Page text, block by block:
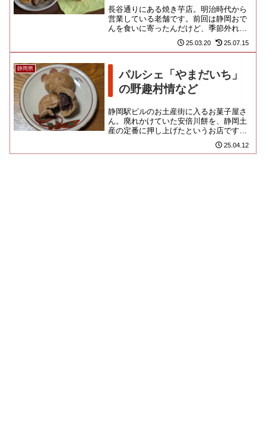
長谷通りにある焼き芋店。明治時代から
営業している老舗です。前回は静岡おで
んを食いに寄ったんだけど、季節外れで
売ってなかった焼きいもにリベンジした
かったのよ！静岡浅間神社から...
25.03.20 25.07.15
静岡県
パルシェ「やまだいち」
の野趣村情など
静岡駅ビルのお土産街に入るお菓子屋さ
ん。廃れかけていた安倍川餅を、静岡土
産の定番に押し上げたというお店です。
今回、安倍川餅は「松柏堂」のものを買
ったし、正直、食べ比べたい類... 25.04.12